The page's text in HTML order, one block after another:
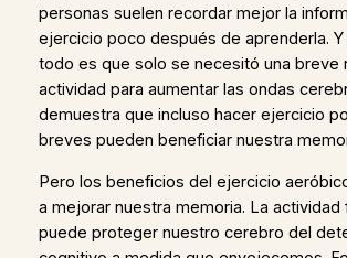
personas suelen recordar mejor la
ejercicio poco después de aprenderla.
todo es que solo se necesitó una breve
actividad para aumentar las ondas
demuestra que incluso hacer ejercicio
breves pueden beneficiar nuestra
Pero los beneficios del ejercicio
a mejorar nuestra memoria. La actividad
puede proteger nuestro cerebro del